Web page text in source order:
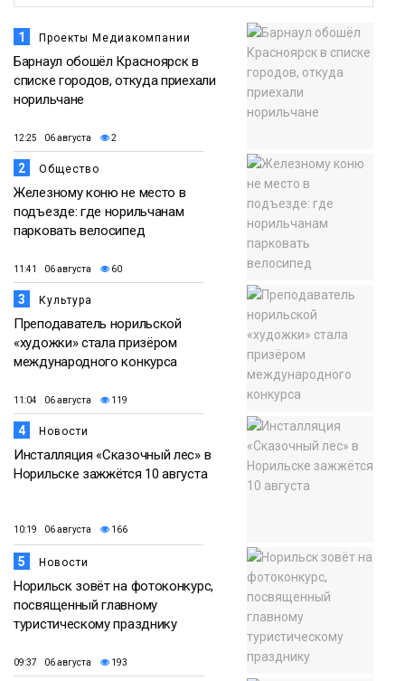
1 Проекты Медиакомпании
Барнаул обошёл Красноярск в
списке городов, откуда приехали
норильчане
12:25 06 августа 2
2 Общество
Железному коню не место в
подъезде: где норильчанам
парковать велосипед
11:41 06 августа 60
3 Культура
Преподаватель норильской
«художки» стала призёром
международного конкурса
11:04 06 августа 119
4 Новости
Инсталляция «Сказочный лес» в
Норильске зажжётся 10 августа
10:19 06 августа 166
5 Новости
Норильск зовёт на фотоконкурс,
посвященный главному
туристическому празднику
09:37 06 августа 193